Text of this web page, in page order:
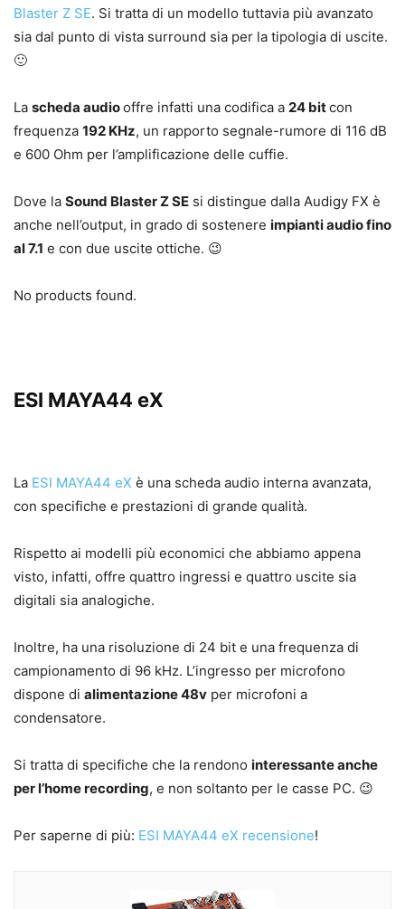
Blaster Z SE. Si tratta di un modello tuttavia più avanzato
sia dal punto di vista surround sia per la tipologia di uscite.
🙂
La scheda audiooffre infatti una codifica a 24 bitcon
frequenza 192 KHz, un rapporto segnale-rumore di 116 dB
e 600 Ohm per l’amplificazione delle cuffie.
Dove la Sound Blaster Z SE si distingue dalla Audigy FX è
anche nell’output, in grado di sostenere impianti audio fino
al 7.1 e con due uscite ottiche. 😉
No products found.
ESI MAYA44 eX
La ESI MAYA44 eX è una scheda audio interna avanzata,
con specifiche e prestazioni di grande qualità.
Rispetto ai modelli più economici che abbiamo appena
visto, infatti, offre quattro ingressi e quattro uscite sia
digitali sia analogiche.
Inoltre, ha una risoluzione di 24 bit e una frequenza di
campionamento di 96 kHz. L’ingresso per microfono
dispone di alimentazione 48v per microfoni a
condensatore.
Si tratta di specifiche che la rendono interessante anche
per l’home recording, e non soltanto per le casse PC. 😉
Per saperne di più: ESI MAYA44 eX recensione!